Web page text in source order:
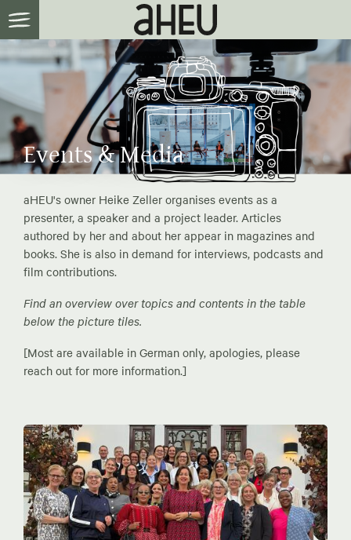
Events & Media
aHEU's owner Heike Zeller organises events as a
presenter, a speaker and a project leader. Articles
authored by her and about her appear in magazines and
books. She is also in demand for interviews, podcasts and
film contributions.
Find an overview over topics and contents in the table
below the picture tiles.
[Most are available in German only, apologies, please
reach out for more information.]